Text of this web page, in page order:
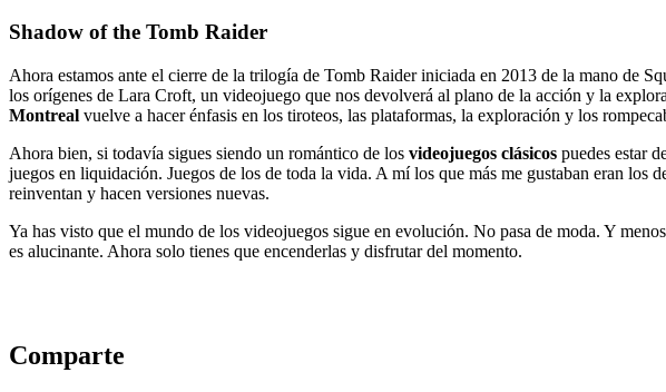
Shadow of the Tomb Raider
Ahora estamos ante el cierre de la trilogía de Tomb Raider iniciada en 2013 de la mano de
los orígenes de Lara Croft, un videojuego que nos devolverá al plano de la acción y la
Montreal vuelve a hacer énfasis en los tiroteos, las plataformas, la exploración y los
Ahora bien, si todavía sigues siendo un romántico de los videojuegos clásicos puedes estar
juegos en liquidación. Juegos de los de toda la vida. A mí los que más me gustaban eran
reinventan y hacen versiones nuevas.
Ya has visto que el mundo de los videojuegos sigue en evolución. No pasa de moda. Y
es alucinante. Ahora solo tienes que encenderlas y disfrutar del momento.
Comparte